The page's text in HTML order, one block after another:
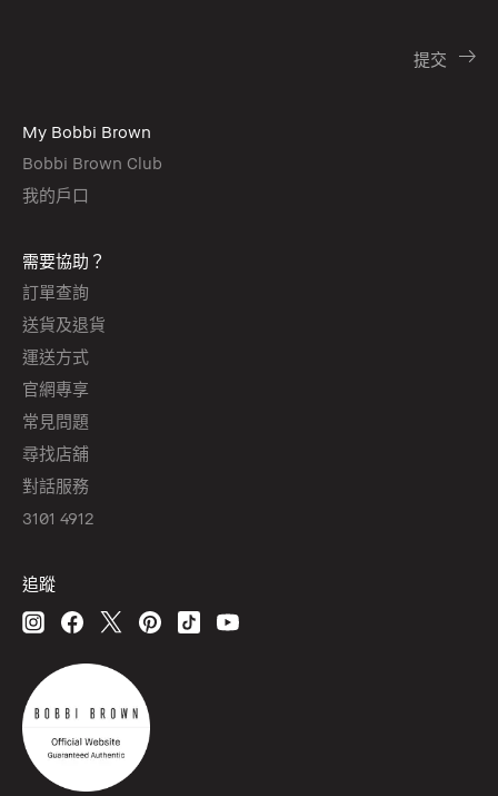
My Bobbi Brown
Bobbi Brown Club
我的戶口
需要協助？
訂單查詢
送貨及退貨
運送方式
官網專享
常見問題
尋找店舖
對話服務
3101 4912
追蹤